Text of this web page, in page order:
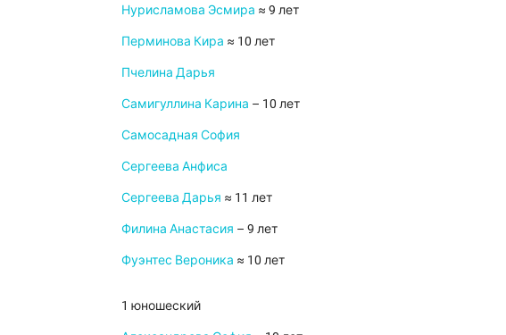
Нурисламова Эсмира ≈ 9 лет
Перминова Кира ≈ 10 лет
Пчелина Дарья
Самигуллина Карина – 10 лет
Самосадная София
Сергеева Анфиса
Сергеева Дарья ≈ 11 лет
Филина Анастасия – 9 лет
Фуэнтес Вероника ≈ 10 лет
1 юношеский